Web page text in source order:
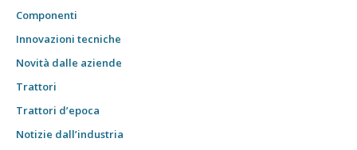
Componenti
Innovazioni tecniche
Novità dalle aziende
Trattori
Trattori d’epoca
Notizie dall’industria